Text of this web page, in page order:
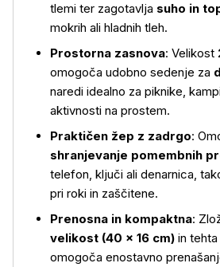
Več o izdelku
tlemi ter zagotavlja suho in
mokrih ali hladnih tleh.
Prostorna zasnova: Velikost
omogoča udobno sedenje za
naredi idealno za piknike,
aktivnosti na prostem.
Praktičen žep z zadrgo:
shranjevanje pomembnih
telefon, ključi ali denarnica,
pri roki in zaščitene.
Prenosna in kompaktna:
velikost (40 × 16 cm) in tehta
omogoča enostavno